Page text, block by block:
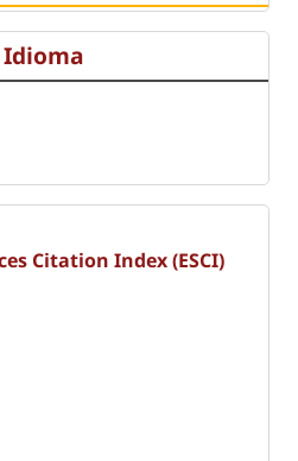
Idioma
Citation Index (ESCI)